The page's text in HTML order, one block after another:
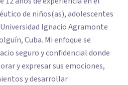
de niños(as), adolescentes
Cuba. Mi enfoque se
seguro y confidencial donde
y expresar sus emociones,
y desarrollar